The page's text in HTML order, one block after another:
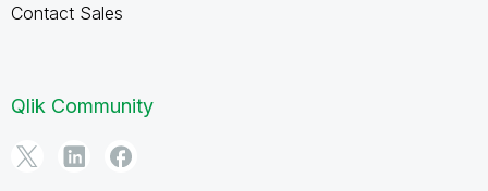
Contact Sales
Qlik Community